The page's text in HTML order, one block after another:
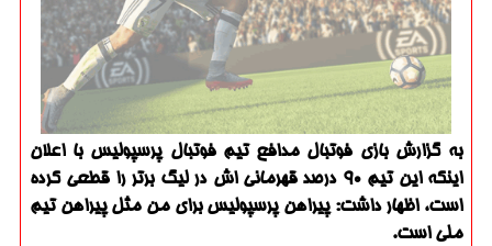
به گزارش بازی فوتبال مدافع تیم فوتبال پرسپولیس با اعلان
اینكه این تیم 90 درصد قهرمانی اش در لیگ برتر را قطعی كرده
است، اظهار داشت: پیراهن پرسپولیس برای من مثل پیراهن تیم
ملی است.